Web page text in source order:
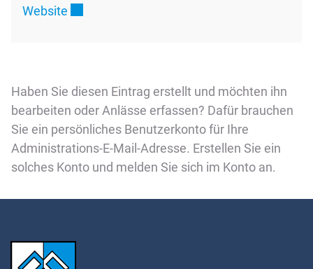
Website
Haben Sie diesen Eintrag erstellt und möchten ihn
bearbeiten oder Anlässe erfassen? Dafür brauchen
Sie ein persönliches Benutzerkonto für Ihre
Administrations-E-Mail-Adresse. Erstellen Sie ein
solches Konto und melden Sie sich im Konto an.